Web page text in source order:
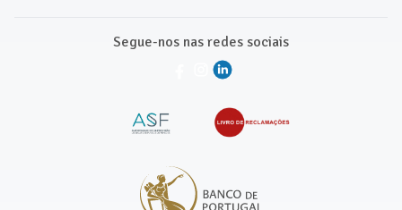
Segue-nos nas redes sociais